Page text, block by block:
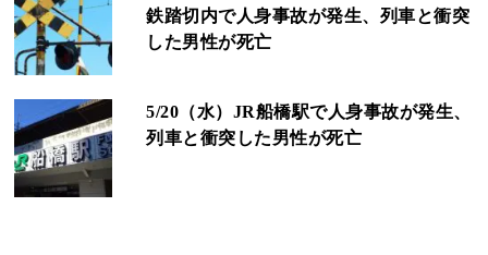
鉄踏切内で人身事故が発生、列車と衝突
した男性が死亡
5/20（水）JR船橋駅で人身事故が発生、
列車と衝突した男性が死亡